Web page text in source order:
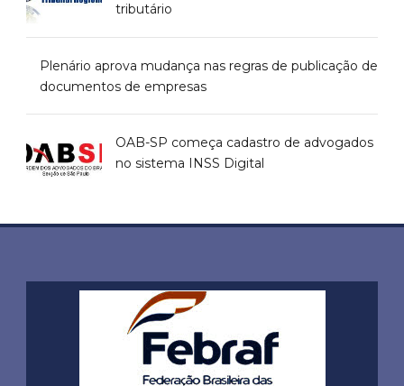
tributário
Plenário aprova mudança nas regras de publicação de
documentos de empresas
OAB-SP começa cadastro de advogados
no sistema INSS Digital